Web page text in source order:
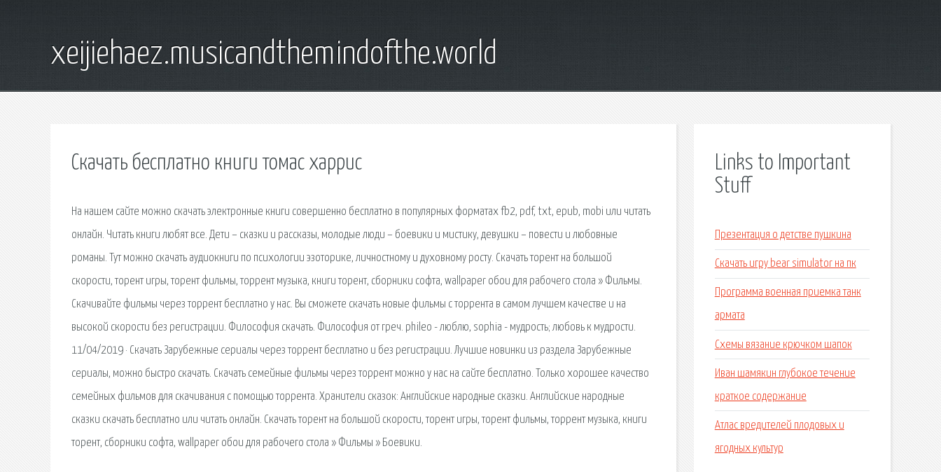
xeijiehaez.musicandthemindofthe.world
Скачать бесплатно книги томас харрис
На нашем сайте можно скачать электронные книги совершенно бесплатно в популярных форматах fb2, pdf, txt, epub, mobi или читать
онлайн. Читать книги любят все. Дети – сказки и рассказы, молодые люди – боевики и мистику, девушки – повести и любовные
романы. Тут можно скачать аудиокниги по психологии эзоторике, личностному и духовному росту. Скачать торент на большой
скорости, торент игры, торент фильмы, торрент музыка, книги торент, сборники софта, wallpaper обои для рабочего стола » Фильмы.
Скачивайте фильмы через торрент бесплатно у нас. Вы сможете скачать новые фильмы с торрента в самом лучшем качестве и на
высокой скорости без регистрации. Философия скачать. Философия от греч. phileo - люблю, sophia - мудрость; любовь к мудрости.
11/04/2019 · Скачать Зарубежные сериалы через торрент бесплатно и без регистрации. Лучшие новинки из раздела Зарубежные
сериалы, можно быстро скачать. Скачать семейные фильмы через торрент можно у нас на сайте бесплатно. Только хорошее качество
семейных фильмов для скачивания с помощью торрента. Хранители сказок: Английские народные сказки. Английские народные
сказки скачать бесплатно или читать онлайн. Скачать торент на большой скорости, торент игры, торент фильмы, торрент музыка, книги
торент, сборники софта, wallpaper обои для рабочего стола » Фильмы » Боевики.
Links to Important
Stuff
Презентация о детстве пушкина
Скачать игру bear simulator на пк
Программа военная приемка танк
армата
Схемы вязание крючком шапок
Иван шамякин глубокое течение
краткое содержание
Атлас вредителей плодовых и
ягодных культур